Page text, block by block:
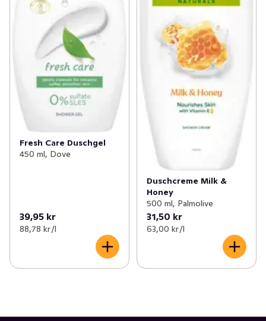
Fresh Care Duschgel
450 ml, Dove
39,95 kr
88,78 kr /l
Duschcreme Milk &
Honey
500 ml, Palmolive
31,50 kr
63,00 kr /l